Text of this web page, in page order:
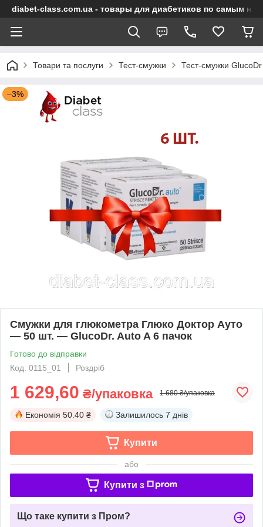
diabet-class.com.ua - товары для диабетиков по самым
Товари та послуги Тест-смужки Тест-смужки GlucoDr
–3%
Смужки для глюкометра Глюко Доктор Ауто
— 50 шт. — GlucoDr. Auto A 6 пачок
Готово до відправки
Код: 0115_01
Роздріб
1 629,60 ₴/упаковка 1 680 ₴/упаковка
Економія 50.40 ₴ Залишилось 7 днів
Купити
або
Купити з
Що таке купити з Пром?